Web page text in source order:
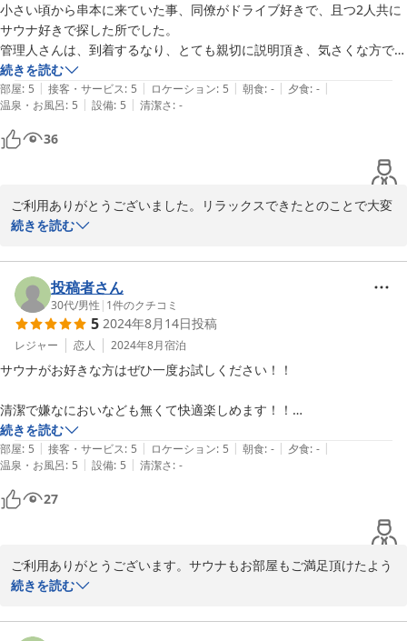
小さい頃から串本に来ていた事、同僚がドライブ好きで、且つ2人共に
サウナ好きで探した所でした。
管理人さんは、到着するなり、とても親切に説明頂き、気さくな方で、
とても良かったです。サウナはバレルサウナで、木の香りで落ち着き、
水風呂の温度調整可能で整いました。古民家は、昔祖母の家を訪れてい
た頃の懐かしさを思い出し、なんとも言えない暖かみがあり、本当にリ
ラックスさせて頂き、最高の旅でした。
必ずまた来させて頂きます。
続きを読む
部屋: 5 | 接客・サービス: 5 | ロケーション: 5 | 朝食: - | 夕食: - |
温泉・お風呂: 5 | 設備: 5 | 清潔さ: -
36
ご利用ありがとうございました。リラックスできたとのことで大変
うれしいです。又、串本まで整いに来てください。
続きを読む
投稿者さん
30代/男性 | 1件のクチコミ
5 2024年8月14日投稿
レジャー 恋人 2024年8月宿泊
サウナがお好きな方はぜひ一度お試しください！！
清潔で嫌なにおいなども無くて快適楽しめます！！
部屋も程よく広くて、大人数【4人〜6人くらうかな？】でも大丈夫や
と思います！！
海鮮系も美味しくとても良い旅行でした！！
来年も【ゲストハウス＆サウナ　杜】に宿泊しようと思います！！
続きを読む
部屋: 5 | 接客・サービス: 5 | ロケーション: 5 | 朝食: - | 夕食: - |
温泉・お風呂: 5 | 設備: 5 | 清潔さ: -
27
ご利用ありがとうございます。サウナもお部屋もご満足頂けたよう
でうれしいです。何より楽しい旅行のお手伝いが出来て良かったで
います。
続きを読む